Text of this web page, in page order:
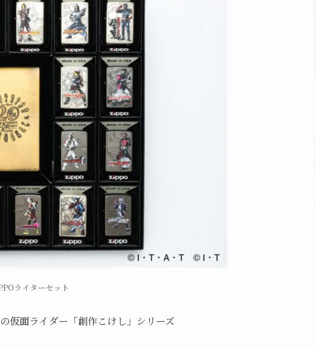
ライターセット
仮面ライダー「創作こけし」シリーズ